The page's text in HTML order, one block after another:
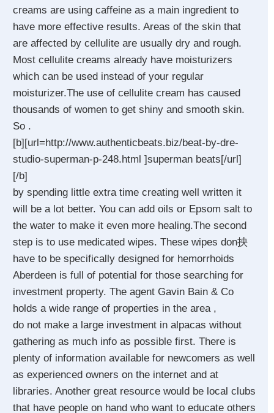
creams are using caffeine as a main ingredient to
have more effective results. Areas of the skin that
are affected by cellulite are usually dry and rough.
Most cellulite creams already have moisturizers
which can be used instead of your regular
moisturizer.The use of cellulite cream has caused
thousands of women to get shiny and smooth skin.
So .
[b][url=http://www.authenticbeats.biz/beat-by-dre-
studio-superman-p-248.html ]superman beats[/url]
[/b]
by spending little extra time creating well written it
will be a lot better. You can add oils or Epsom salt to
the water to make it even more healing.The second
step is to use medicated wipes. These wipes don抰
have to be specifically designed for hemorrhoids
Aberdeen is full of potential for those searching for
investment property. The agent Gavin Bain & Co
holds a wide range of properties in the area ,
do not make a large investment in alpacas without
gathering as much info as possible first. There is
plenty of information available for newcomers as well
as experienced owners on the internet and at
libraries. Another great resource would be local clubs
that have people on hand who want to educate others